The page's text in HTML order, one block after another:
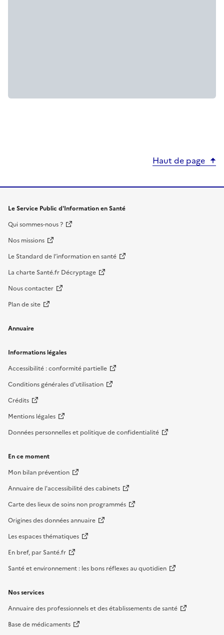
Haut de page
Le Service Public d'Information en Santé
Qui sommes-nous ?
Nos missions
Le Standard de l’information en santé
La charte Santé.fr Décryptage
Nous contacter
Plan de site
Annuaire
Informations légales
Accessibilité : conformité partielle
Conditions générales d'utilisation
Crédits
Mentions légales
Données personnelles et politique de confidentialité
En ce moment
Mon bilan prévention
Annuaire de l'accessibilité des cabinets
Carte des lieux de soins non programmés
Origines des données annuaire
Les espaces thématiques
En bref, par Santé.fr
Santé et environnement : les bons réflexes au quotidien
Nos services
Annuaire des professionnels et des établissements de santé
Base de médicaments